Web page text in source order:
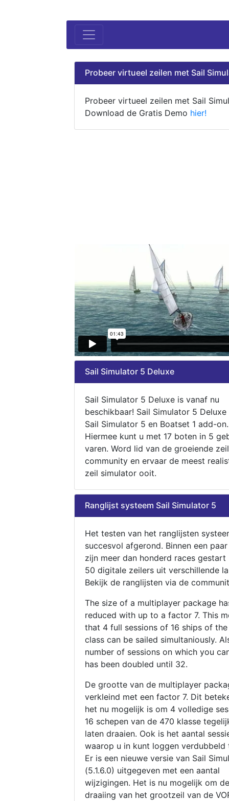
Probeer virtueel zeilen met Sail
Probeer virtueel zeilen met Sail
Download de Gratis Demo hier!
Sail Simulator 5 Deluxe
Sail Simulator 5 Deluxe is vanaf nu
beschikbaar! Sail Simulator 5
Sail Simulator 5 en Boatset 1 add-on.
Hiermee kunt u met 17 boten in 5
varen. Word lid van de groeiende zeil
community en ervaar de meest
zeil simulator ooit.
Ranglijst systeem Sail Simulator 5
Het testen van het ranglijsten
succesvol afgerond. Binnen een
zijn meer dan honderd races gestart
50 digitale zeilers uit verschillende
Bekijk de ranglijsten via de
The size of a multiplayer package
reduced with up to a factor 7. This
that 4 full sessions of 16 ships of
class can be sailed simultaniously.
number of sessions on which you
has been doubled until 32.
De grootte van de multiplayer
verkleind met een factor 7. Dit
het nu mogelijk is om 4 volledige
16 schepen van de 470 klasse
laten draaien. Ook is het aantal
waarop u in kunt loggen verdubbeld
Er is een nieuwe versie van Sail
(5.1.6.0) uitgegeven met een aantal
wijzigingen. Het is nu mogelijk om de
draaiing van het grootzeil van de